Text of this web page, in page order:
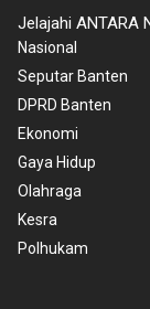
Jelajahi ANTARA
Nasional
Seputar Banten
DPRD Banten
Ekonomi
Gaya Hidup
Olahraga
Kesra
Polhukam